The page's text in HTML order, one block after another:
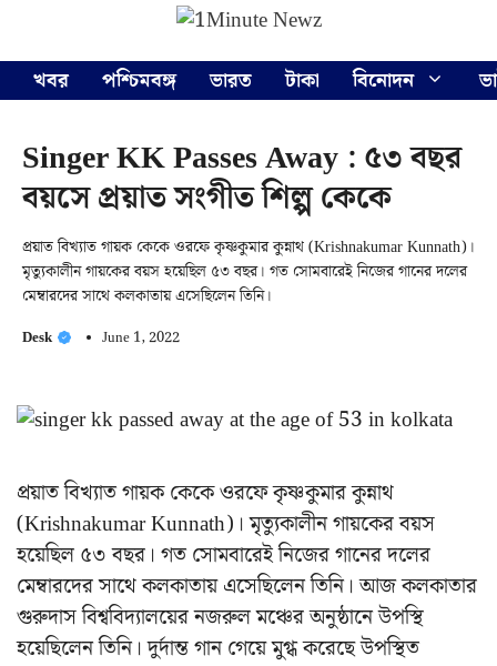
content
খবর
পশ্চিমবঙ্গ ভারত টাকা বিনোদন
Singer KK Passes Away : ৫৩ বছর
বয়সে প্রয়াত সংগীত শিল্প কেকে
প্রয়াত বিখ্যাত গায়ক কেকে ওরফে কৃষ্ণকুমার কুন্নাথ (Krishnakumar Kunnath)।
মৃত্যুকালীন গায়কের বয়স হয়েছিল ৫৩ বছর। গত সোমবারেই নিজের গানের দলের
মেম্বারদের সাথে কলকাতায় এসেছিলেন তিনি।
Desk June 1, 2022
প্রয়াত বিখ্যাত গায়ক কেকে ওরফে কৃষ্ণকুমার কুন্নাথ
(Krishnakumar Kunnath)। মৃত্যুকালীন গায়কের বয়স
হয়েছিল ৫৩ বছর। গত সোমবারেই নিজের গানের দলের
মেম্বারদের সাথে কলকাতায় এসেছিলেন তিনি। আজ কলকাতার
গুরুদাস বিশ্ববিদ্যালয়ের নজরুল মঞ্চের অনুষ্ঠানে উপস্থি
হয়েছিলেন তিনি। দুর্দান্ত গান গেয়ে মুগ্ধ করেছে উপস্থিত